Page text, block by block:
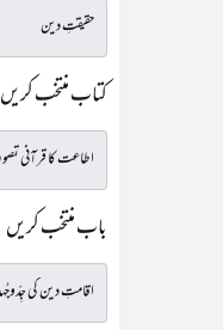
کتاب منتخب کریں
باب منتخب کریں